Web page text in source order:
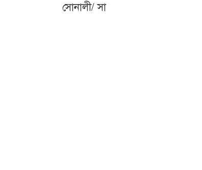
সোনালী/ সা